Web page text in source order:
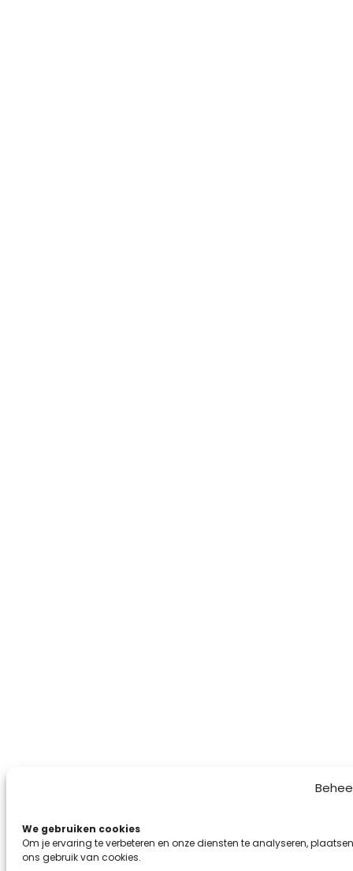
We gebruiken cookies
Om je ervaring te verbeteren en onze diensten te analyseren,
ons gebruik van cookies.